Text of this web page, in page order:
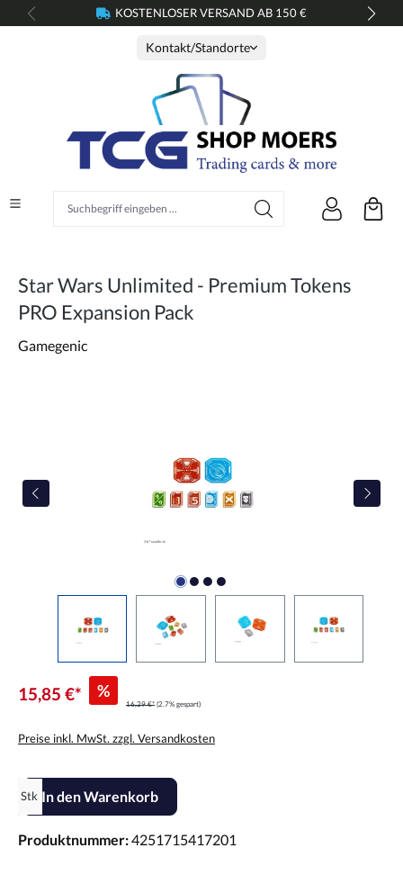
springen KOSTENLOSER VERSAND AB 150 €
Kontakt/Standorte
Star Wars Unlimited - Premium Tokens
PRO Expansion Pack
Gamegenic
15,85 €* %
16,29 €* (2.7% gespart)
Preise inkl. MwSt. zzgl. Versandkosten
Produkt Anzahl: Gib den gewünschten Wert ein oder benutze die
Stk In den Warenkorb
Produktnummer:4251715417201